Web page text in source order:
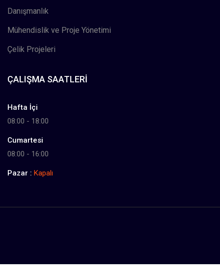
Danışmanlık
Mühendislik ve Proje Yönetimi
Çelik Projeleri
ÇALIŞMA SAATLERI
Hafta İçi
08:00 - 18:00
Cumartesi
08:00 - 16:00
Pazar : Kapalı